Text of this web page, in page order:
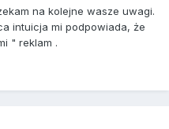
na kolejne wasze uwagi.
intuicja mi podpowiada, że
" reklam .